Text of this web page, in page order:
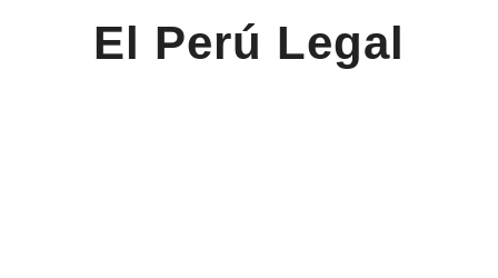
El Perú Legal